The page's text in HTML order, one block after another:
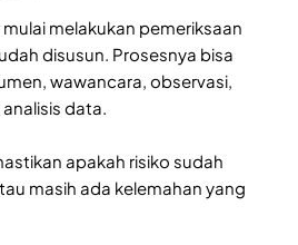
melakukan pemeriksaan
disusun. Prosesnya bisa
wawancara, observasi,
data.
apakah risiko sudah
masih ada kelemahan yang